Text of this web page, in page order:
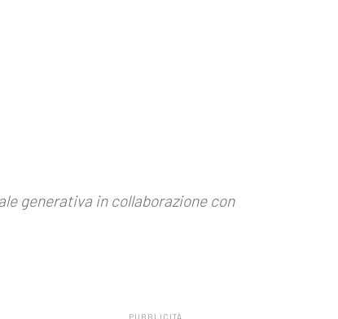
generativa in collaborazione con
PUBBLICITÀ